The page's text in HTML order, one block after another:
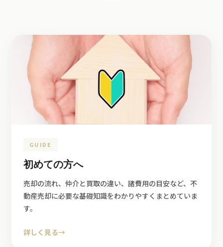
GUIDE
初めての方へ
売却の流れ、仲介と買取の違い、諸費用の目安など、不
動産売却に必要な基礎知識をわかりやすくまとめていま
す。
詳しく見る→